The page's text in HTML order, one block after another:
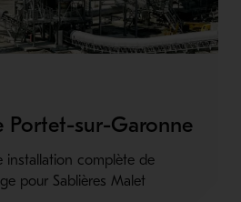
Portet-sur-Garonne
installation complète de
pour Sablières Malet